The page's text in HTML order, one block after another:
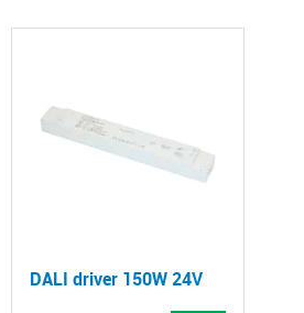
DALI driver 150W 24V